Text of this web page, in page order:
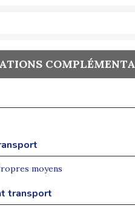
moyens
transport